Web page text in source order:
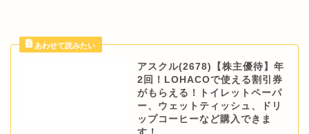
アスクル(2678)【株主優待】年
2回！LOHACOで使える割引券
がもらえる！トイレットペーパ
ー、ウェットティッシュ、ドリ
ップコーヒーなど購入できま